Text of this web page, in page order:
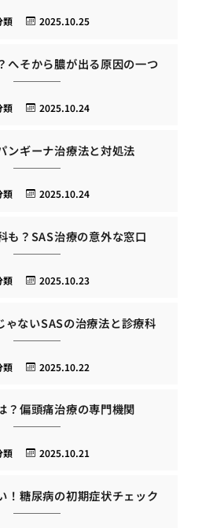
2025.10.25
類
へそから膿が出る原因の一つ
2025.10.24
類
ンギーナ治療法と対処法
2025.10.24
類
も？SAS治療の意外な窓口
2025.10.23
類
ゃないSASの治療法と診療科
2025.10.22
類
？偏頭痛治療の専門機関
2025.10.21
類
！糖尿病の初期症状チェック